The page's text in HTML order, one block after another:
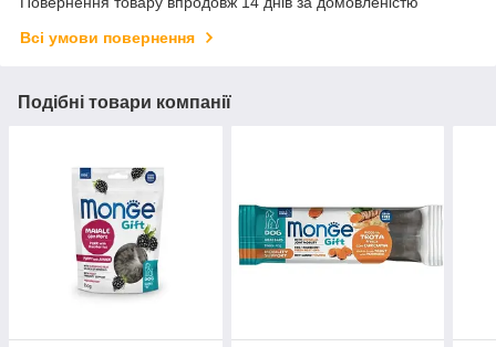
Всі умови повернення
Подібні товари компанії